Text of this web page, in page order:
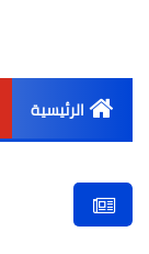
الرئيسية